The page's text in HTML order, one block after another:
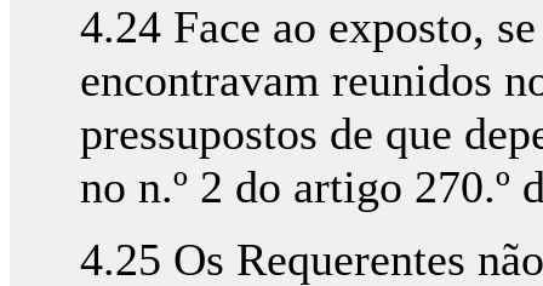
4.24 Face ao exposto,
encontravam reunidos
pressupostos de que
no n.º 2 do artigo 270.º
4.25 Os Requerentes